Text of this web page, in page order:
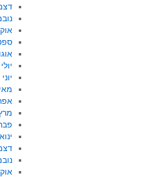
יולי 2011
יוני 2011
מאי 2011
מרץ
ינואר